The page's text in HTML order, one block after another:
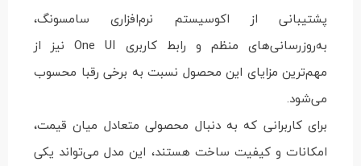
پشتیبانی از اکوسیستم نرم‌افزاری سامسونگ،
به‌روزرسانی‌های منظم و رابط کاربری One UI نیز از
مهم‌ترین مزایای این محصول نسبت به برخی رقبا محسوب
می‌شود.
برای کاربرانی که به دنبال محصولی متعادل میان قیمت،
امکانات و کیفیت ساخت هستند، این مدل می‌تواند یکی